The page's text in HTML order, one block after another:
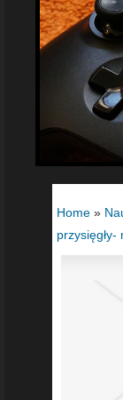
Home »
przysięgły-